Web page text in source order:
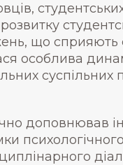
студентських
що
особлива
суспільних
доповнював